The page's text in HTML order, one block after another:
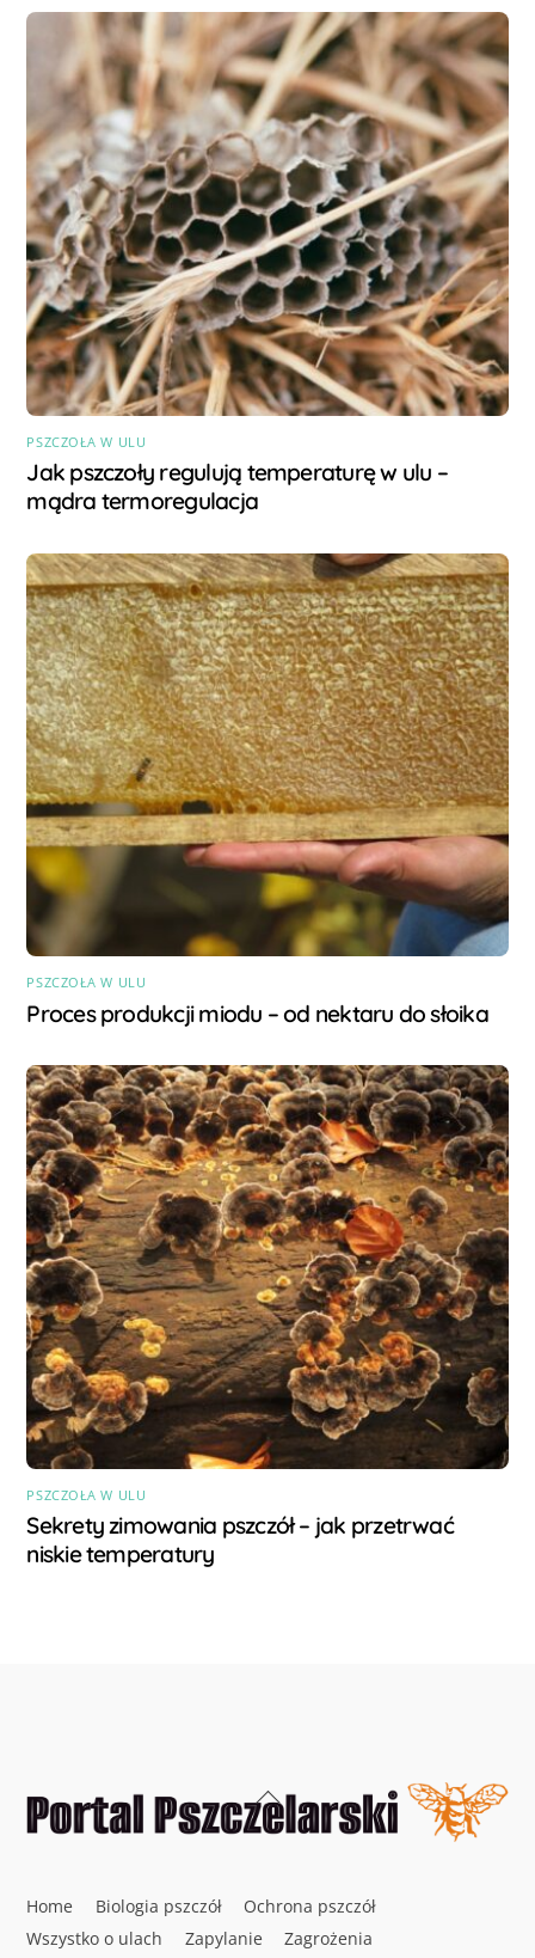
PSZCZOŁA W ULU
Jak pszczoły regulują temperaturę w ulu –
mądra termoregulacja
PSZCZOŁA W ULU
Proces produkcji miodu – od nektaru do słoika
PSZCZOŁA W ULU
Sekrety zimowania pszczół – jak przetrwać
niskie temperatury
Back
To
Home Biologia pszczół
Ochrona pszczół
Wszystko o ulach
Zapylanie Zagrożenia